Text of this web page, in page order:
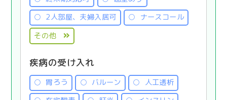
2人部屋、夫婦入居可
ナースコール
その他
疾病の受け入れ
胃ろう バルーン
人工透析